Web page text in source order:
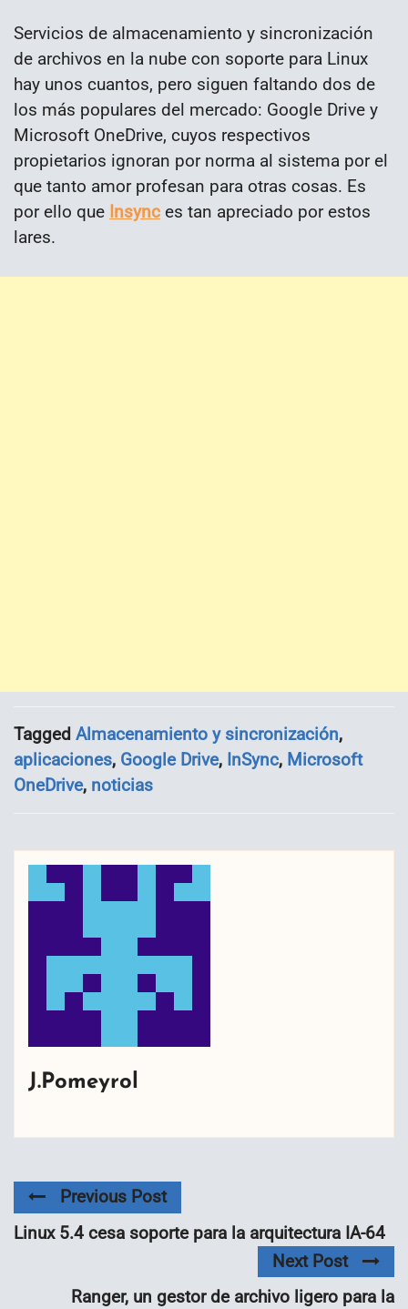
Servicios de almacenamiento y sincronización
de archivos en la nube con soporte para Linux
hay unos cuantos, pero siguen faltando dos de
los más populares del mercado: Google Drive y
Microsoft OneDrive, cuyos respectivos
propietarios ignoran por norma al sistema por el
que tanto amor profesan para otras cosas. Es
por ello que Insync es tan apreciado por estos
lares.
Tagged Almacenamiento y sincronización,
aplicaciones, Google Drive, InSync, Microsoft
OneDrive, noticias
J.Pomeyrol
Previous Post
Linux 5.4 cesa soporte para la arquitectura IA-64
Next Post
Ranger, un gestor de archivo ligero para la